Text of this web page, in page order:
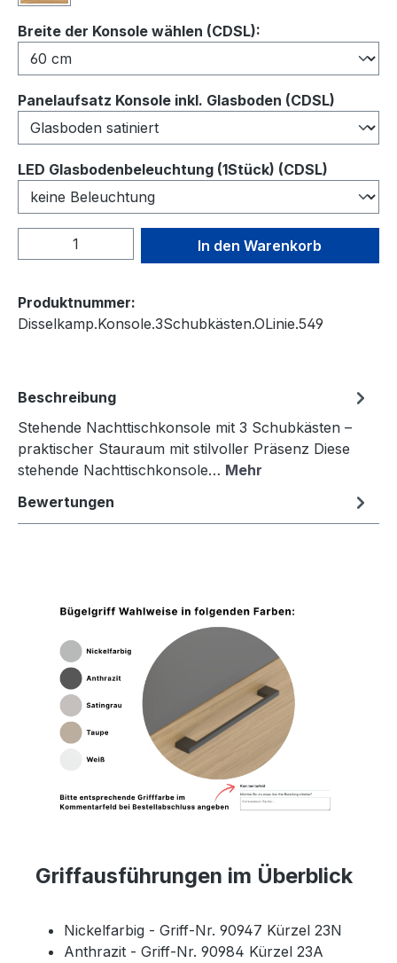
Breite der Konsole wählen (CDSL):
Panelaufsatz Konsole inkl. Glasboden (CDSL)
LED Glasbodenbeleuchtung (1Stück) (CDSL)
Produkt Anzahl: Gib denIn den Warenkorb
Produktnummer:
Disselkamp.Konsole.3Schubkästen.OLinie.549
Beschreibung
Stehende Nachttischkonsole mit 3 Schubkästen –
praktischer Stauraum mit stilvoller Präsenz Diese
stehende Nachttischkonsole… Mehr
Bewertungen
Griffausführungen im Überblick
Nickelfarbig - Griff-Nr. 90947 Kürzel 23N
Anthrazit - Griff-Nr. 90984 Kürzel 23A